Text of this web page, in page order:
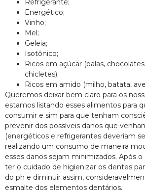
Refrigerante;
Energético;
Vinho;
Mel;
Geleia;
Isotônico;
Ricos em açúcar (balas,
chicletes);
Ricos em amido (milho, batata,
Queremos deixar bem claro para os
estamos listando esses alimentos para
consumir e sim para que tenham
prevenir dos possíveis danos que
(energéticos e refrigerantes deveriam
realizando um consumo de maneira
esses danos sejam minimizados. Após
ter o cuidado de higienizar os dentes
do ph e diminuir assim,
esmalte dos elementos dentários.